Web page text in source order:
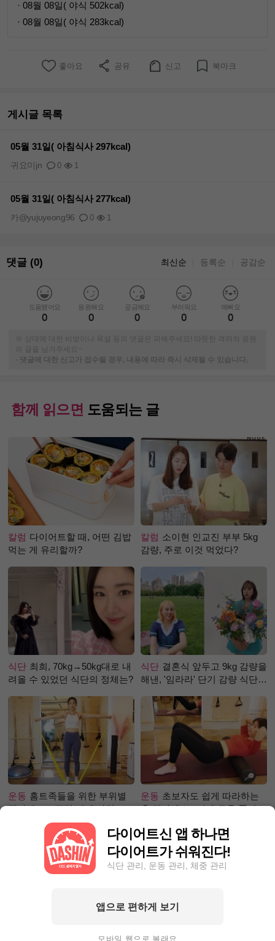
· 08월 08일( 야식 502kcal)
· 08월 08일( 야식 283kcal)
좋아요 공유 신고 북마크
게시글 목록
05월 31일( 아침식사 297kcal)
0 1
귀요미jn
05월 31일( 아침식사 277kcal)
0 1
카@yujuyeong96
댓글 (0) 최신순 등록순 공감순
도움됐어요
0
응원해요
0
궁금해요
0
부러워요
0
예뻐요
0
※ 상대에 대한 비방이나 욕설 등의 댓글은 피해주세요! 따뜻한 격려와 응원
의 글을 남겨주세요~
-
댓글에 대한 신고가 접수될 경우, 내용에 따라 즉시 삭제될 수 있습니다.
함께 읽으면 도움되는 글
칼럼 다이어트할 때, 어떤 김밥
먹는 게 유리할까?
칼럼 소이현 인교진 부부 5kg
감량, 주로 이것 먹었다?
식단 최희, 70kg→50kg대로 내
려올 수 있었던 식단의 정체는?
식단 결혼식 앞두고 9kg 감량을
해낸, '임라라' 단기 감량 식단
운동 홈트족들을 위한 부위별
필라테스 – 직각 어깨 라인 만
운동 초보자도 쉽게 따라하는
홈 필라테스 –어깨 근육 풀어주
며 6.3kg이나 뺀, 그녀의 감량
안 난다면? 9Kg 감량한 그녀처
다이어트신 앱 하나면
다이어트가 쉬워진다!
식단 관리, 운동 관리, 체중 관리
앱으로 편하게 보기
모바일 웹으로 볼래요